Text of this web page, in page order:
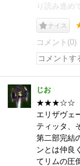
り読み進め
ナイス
コメント(0)
じお
★★★☆☆ 一
エリザヴェ
ティッタ、
第二部完結
ンとは仲良
てリムの圧